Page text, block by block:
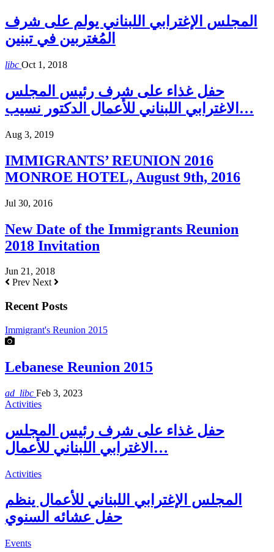
المجلس الإغترابي اللبناني يولم على شرف
المُغتربين في تبنين
libc Oct 1, 2018
حفل غذاء على شرف رئيس المجلس
الاغترابي اللبناني للأعمال الدكتور نسيب…
Aug 3, 2019
IMMIGRANTS’ REUNION 2016
MONROE HOTEL, August 9th, 2016
Jul 30, 2016
New Date of the Immigrants Reunion
2018 Invitation
Jun 21, 2018
Prev Next
Recent Posts
Immigrant's Reunion 2015
Lebanese Reunion 2015
ad_libc Feb 3, 2023
Activities
حفل غذاء على شرف رئيس المجلس
الاغترابي اللبناني للأعمال…
Activities
المجلس الإغترابي اللبناني للأعمال ينظم
حفل عشائه السنوي
Events